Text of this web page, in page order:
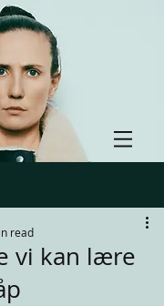
vi kan lære
read